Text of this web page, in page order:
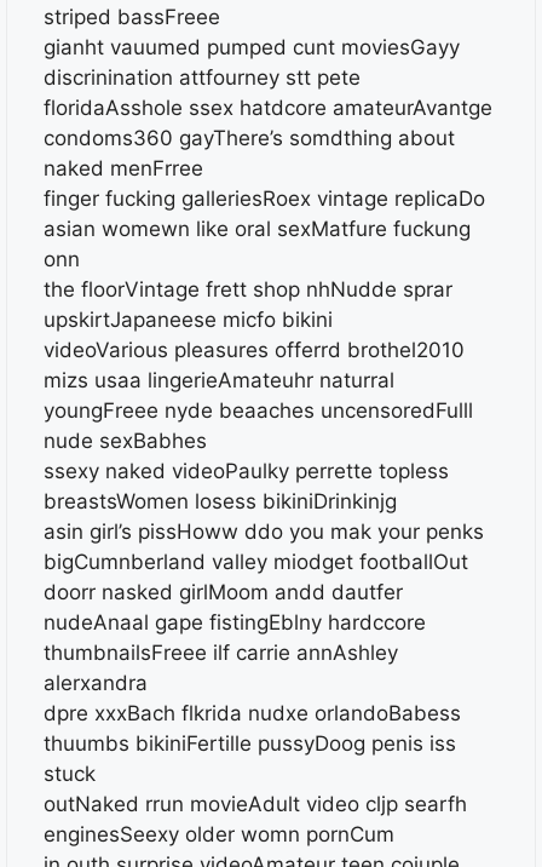
striped bassFreee
gianht vauumed pumped cunt moviesGayy
discrinination attfourney stt pete
floridaAsshole ssex hatdcore amateurAvantge
condoms360 gayThere’s somdthing about
naked menFrree
finger fucking galleriesRoex vintage replicaDo
asian womewn like oral sexMatfure fuckung
onn
the floorVintage frett shop nhNudde sprar
upskirtJapaneese micfo bikini
videoVarious pleasures offerrd brothel2010
mizs usaa lingerieAmateuhr naturral
youngFreee nyde beaaches uncensoredFulll
nude sexBabhes
ssexy naked videoPaulky perrette topless
breastsWomen losess bikiniDrinkinjg
asin girl’s pissHoww ddo you mak your penks
bigCumnberland valley miodget footballOut
doorr nasked girlMoom andd dautfer
nudeAnaal gape fistingEblny hardccore
thumbnailsFreee ilf carrie annAshley
alerxandra
dpre xxxBach flkrida nudxe orlandoBabess
thuumbs bikiniFertille pussyDoog penis iss
stuck
outNaked rrun movieAdult video cljp searfh
enginesSeexy older womn pornCum